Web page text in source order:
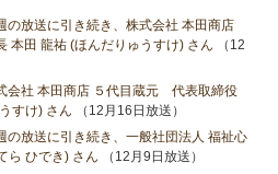
の放送に引き続き、株式会社 本田商店
本田 龍祐 (ほんだりゅうすけ) さん （12
会社 本田商店 ５代目蔵元 代表取締役
すけ) さん （12月16日放送）
の放送に引き続き、一般社団法人 福祉心
ら ひでき) さん （12月9日放送）